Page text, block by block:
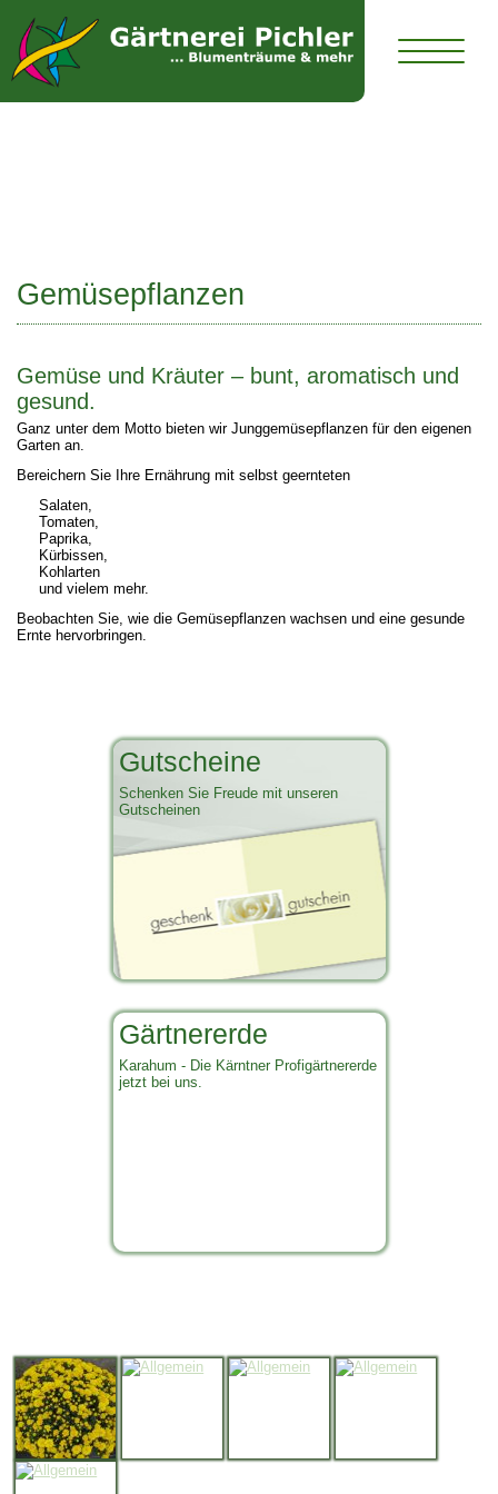
Gemüsepflanzen
Gemüse und Kräuter – bunt, aromatisch und
gesund.
Ganz unter dem Motto bieten wir Junggemüsepflanzen für den eigenen
Garten an.
Bereichern Sie Ihre Ernährung mit selbst geernteten
Salaten,
Tomaten,
Paprika,
Kürbissen,
Kohlarten
und vielem mehr.
Beobachten Sie, wie die Gemüsepflanzen wachsen und eine gesunde
Ernte hervorbringen.
Gutscheine
Schenken Sie Freude mit unseren
Gutscheinen
Gärtnererde
Karahum - Die Kärntner Profigärtnererde
jetzt bei uns.